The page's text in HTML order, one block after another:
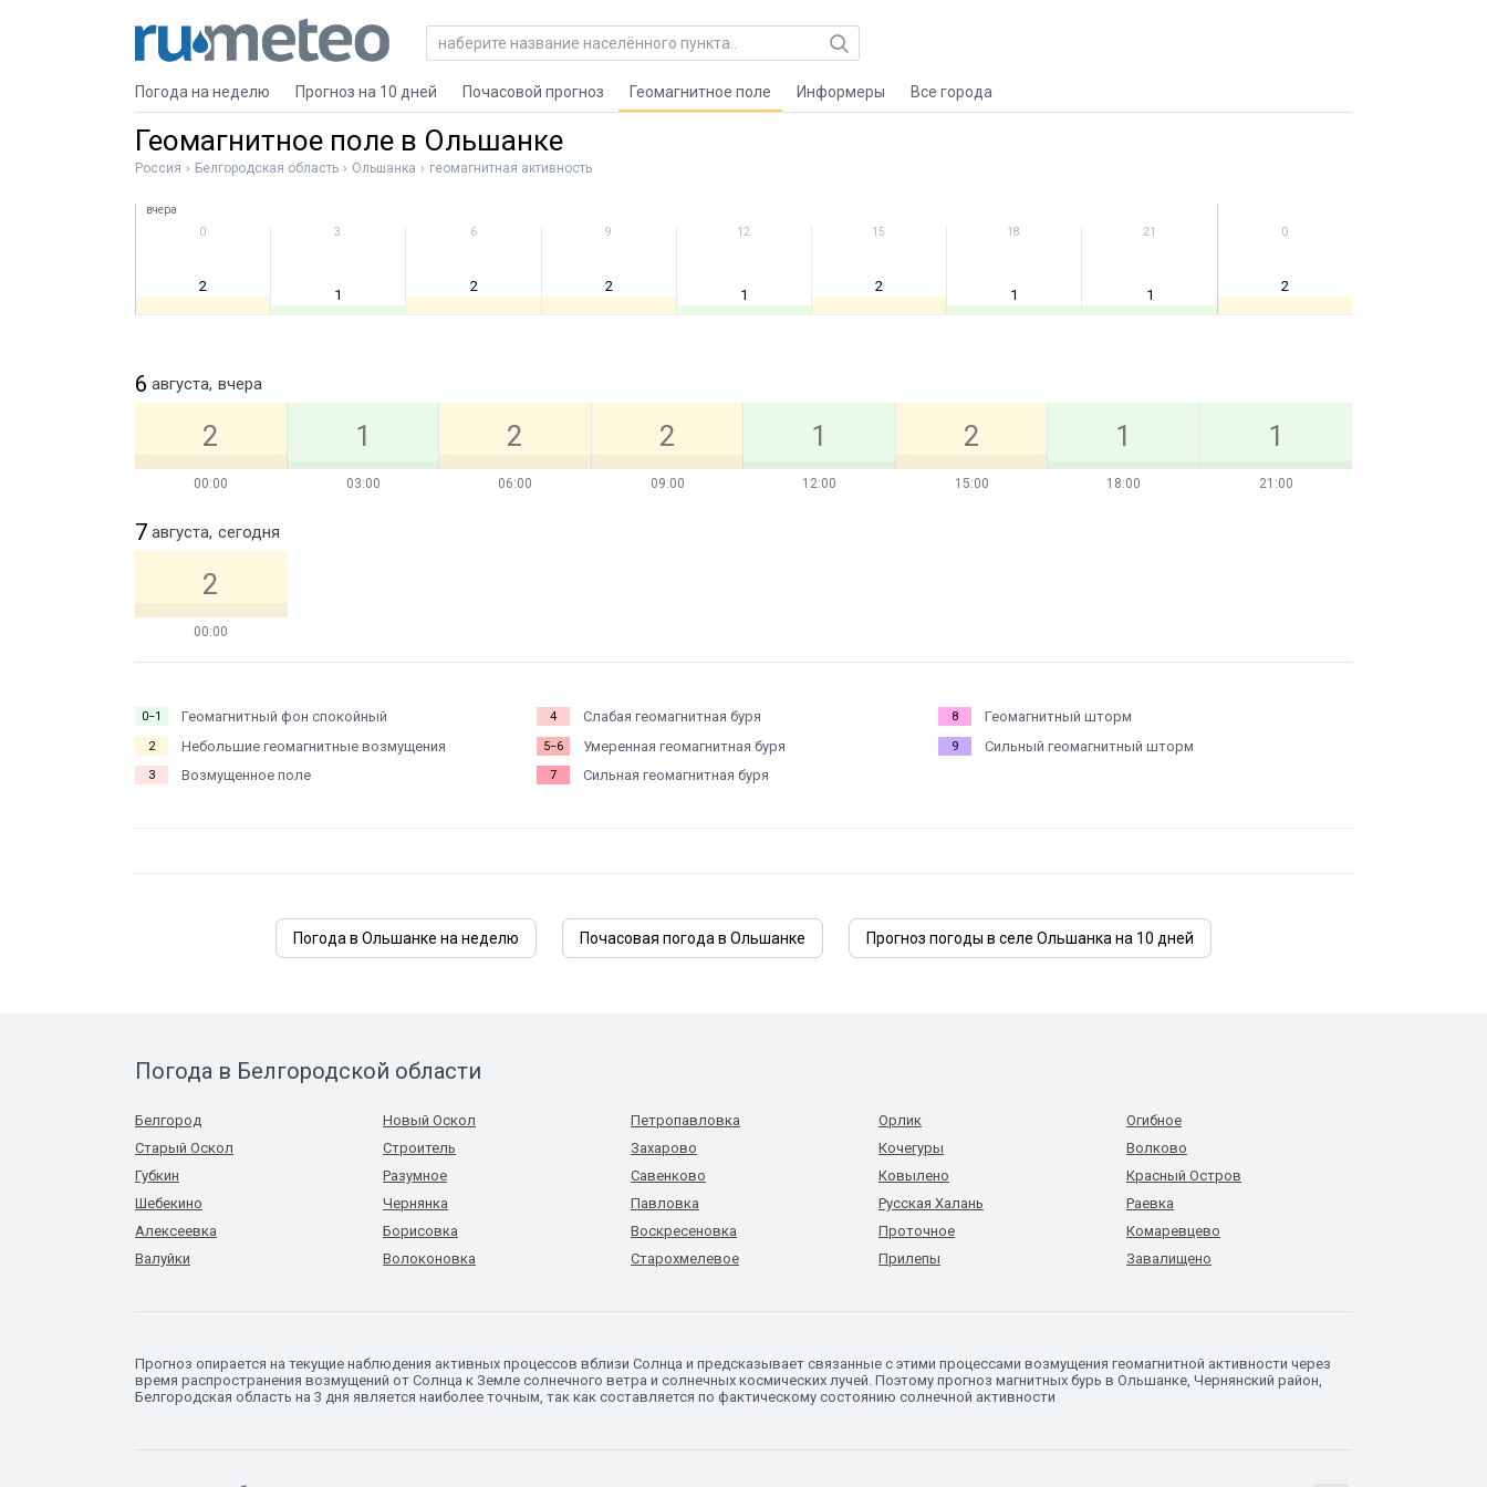
Погода на неделю Прогноз на 10 дней Почасовой прогноз Геомагнитное поле Информеры Все города
Геомагнитное поле в Ольшанке
Россия Белгородская область Ольшанка геомагнитная активность
вчера
0
2
3
1
6
2
9
2
12
1
15
2
18
1
21
1
0
2
6 августа, вчера
00:00
2
03:00
1
06:00
2
09:00
2
12:00
1
15:00
2
18:00
1
21:00
1
7 августа, сегодня
00:00
2
0−1 Геомагнитный фон спокойный
2 Небольшие геомагнитные возмущения
3 Возмущенное поле
4 Слабая геомагнитная буря
5−6 Умеренная геомагнитная буря
7 Сильная геомагнитная буря
8 Геомагнитный шторм
9 Сильный геомагнитный шторм
Погода в Ольшанке на неделю Почасовая погода в Ольшанке Прогноз погоды в селе Ольшанка на 10 дней
Погода в Белгородской области
Белгород
Старый Оскол
Губкин
Шебекино
Алексеевка
Валуйки
Новый Оскол
Строитель
Разумное
Чернянка
Борисовка
Волоконовка
Петропавловка
Захарово
Савенково
Павловка
Воскресеновка
Старохмелевое
Орлик
Кочегуры
Ковылено
Русская Халань
Проточное
Прилепы
Огибное
Волково
Красный Остров
Раевка
Комаревцево
Завалищено
Прогноз опирается на текущие наблюдения активных процессов вблизи Солнца и предсказывает связанные с этими процессами возмущения геомагнитной активности через
время распространения возмущений от Солнца к Земле солнечного ветра и солнечных космических лучей. Поэтому прогноз магнитных бурь в Ольшанке, Чернянский район,
Белгородская область на 3 дня является наиболее точным, так как составляется по фактическому состоянию солнечной активности